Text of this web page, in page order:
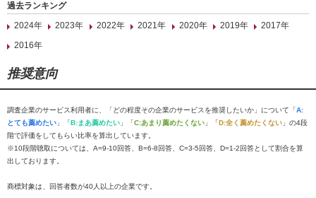
過去ランキング
2024年
2023年 2022年 2021年 2020年 2019年
2017年
2016年
推奨意向
調査企業のサービス利用者に、「どの程度その企業のサービスを推奨したいか」について「A:
とても薦めたい 」「B:まあ薦めたい 」「C:あまり薦めたくない 」「D:全く薦めたくない 」の4段
階で評価をしてもらい比率を算出しています。
※10段階聴取については、A=9-10回答、B=6-8回答、C=3-5回答、D=1-2回答として割合を算
出しております。
商標対象は、回答者数が40人以上の企業です。